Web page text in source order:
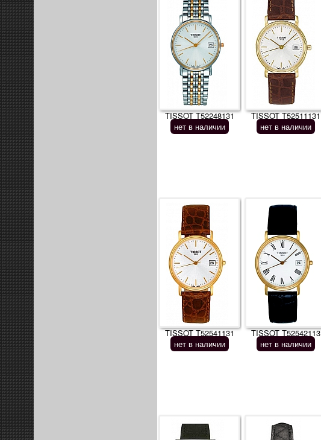
TISSOT T52248131
нет в наличии
TISSOT T52511131
нет в наличии
TISSOT T52541131
нет в наличии
TISSOT T52542113
нет в наличии